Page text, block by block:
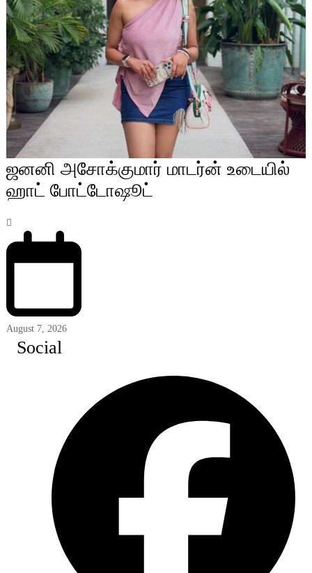
ஜனனி அசோக்குமார் மாடர்ன் உடையில்
ஹாட் போட்டோஷூட்
August 7, 2026
Social